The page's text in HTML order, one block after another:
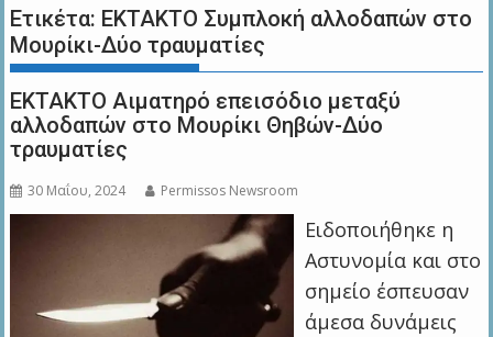
Ετικέτα: ΕΚΤΑΚΤΟ Συμπλοκή αλλοδαπών στο
Μουρίκι-Δύο τραυματίες
ΕΚΤΑΚΤΟ Αιματηρό επεισόδιο μεταξύ
αλλοδαπών στο Μουρίκι Θηβών-Δύο
τραυματίες
30 Μαΐου, 2024 Permissos Newsroom
Ειδοποιήθηκε η
Αστυνομία και στο
σημείο έσπευσαν
άμεσα δυνάμεις